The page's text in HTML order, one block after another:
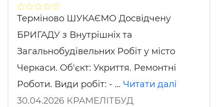
Терміново ШУКАЄМО Досвідчену
БРИГАДУ з Внутрішніх та
Загальнобудівельних Робіт у місто
Черкаси. Об'єкт: Укриття. Ремонтні
Роботи. Види робіт: - … Читати далі
30.04.2026 КРАМЕЛІТБУД